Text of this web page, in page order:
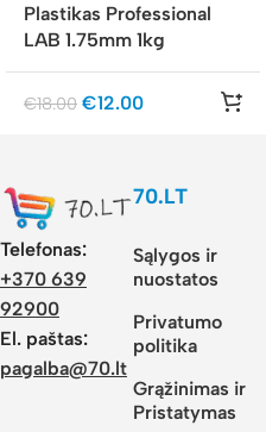
Plastikas Professional
LAB 1.75mm 1kg
€18.00 €12.00
Telefonas:
+370 639
92900
El. paštas:
pagalba@70.lt
70.LT
Sąlygos ir
nuostatos
Privatumo
politika
Grąžinimas ir
Pristatymas